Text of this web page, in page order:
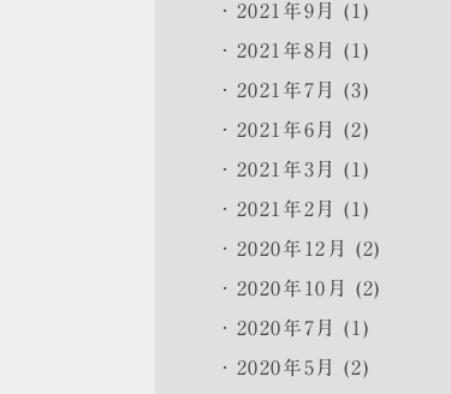
2021年9月 (1)
2021年8月 (1)
2021年7月 (3)
2021年6月 (2)
2021年3月 (1)
2021年2月 (1)
2020年12月 (2)
2020年10月 (2)
2020年7月 (1)
2020年5月 (2)